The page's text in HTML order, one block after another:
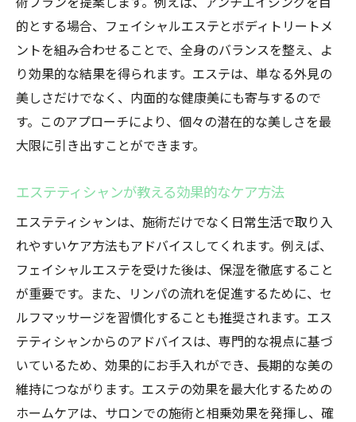
的とする場合、フェイシャルエステとボディトリートメ
ントを組み合わせることで、全身のバランスを整え、よ
り効果的な結果を得られます。エステは、単なる外見の
美しさだけでなく、内面的な健康美にも寄与するので
す。このアプローチにより、個々の潜在的な美しさを最
大限に引き出すことができます。
エステティシャンが教える効果的なケア方法
エステティシャンは、施術だけでなく日常生活で取り入
れやすいケア方法もアドバイスしてくれます。例えば、
フェイシャルエステを受けた後は、保湿を徹底すること
が重要です。また、リンパの流れを促進するために、セ
ルフマッサージを習慣化することも推奨されます。エス
テティシャンからのアドバイスは、専門的な視点に基づ
いているため、効果的にお手入れができ、長期的な美の
維持につながります。エステの効果を最大化するための
ホームケアは、サロンでの施術と相乗効果を発揮し、確